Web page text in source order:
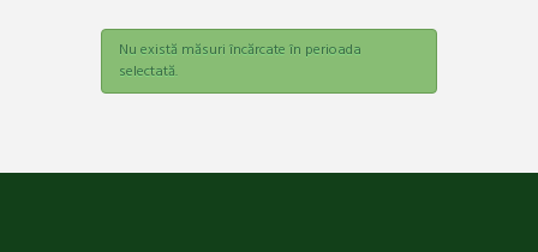
Nu există măsuri încărcate în perioada
selectată.